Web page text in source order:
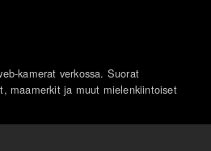
kamerat verkossa. Suorat
maamerkit ja muut mielenkiintoiset